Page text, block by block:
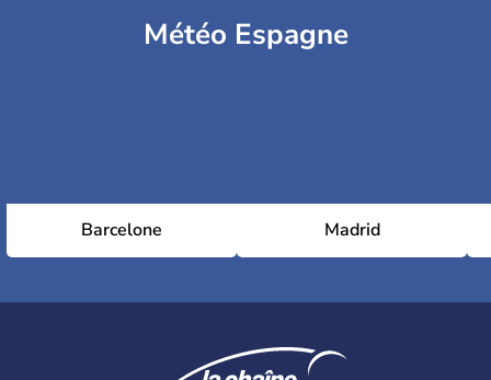
Météo Espagne
Barcelone Madrid